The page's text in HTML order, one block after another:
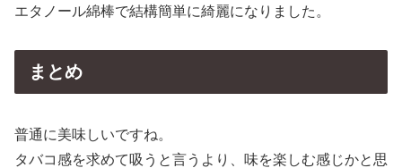
エタノール綿棒で結構簡単に綺麗になりました。
まとめ
普通に美味しいですね。
タバコ感を求めて吸うと言うより、味を楽しむ感じかと思